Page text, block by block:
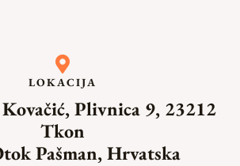
LOKACIJA
Plivnica 9, 23212
Tkon
Pašman, Hrvatska